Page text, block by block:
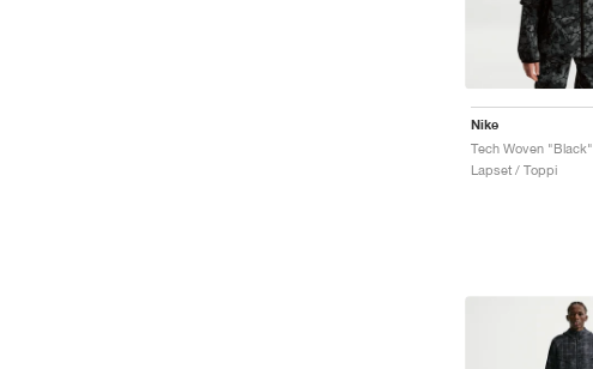
Nike
Tech Woven "Black"
Lapset / Toppi